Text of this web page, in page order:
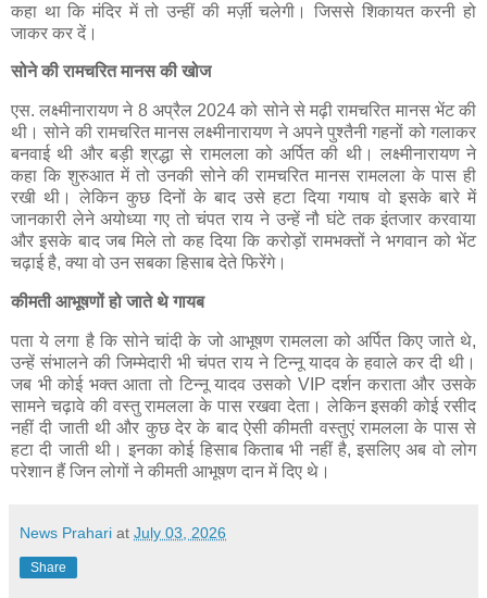
कहा था कि मंदिर में तो उन्हीं की मर्ज़ी चलेगी। जिससे शिकायत करनी हो
जाकर कर दें।
सोने की रामचरित मानस की खोज
एस. लक्ष्मीनारायण ने 8 अप्रैल 2024 को सोने से मढ़ी रामचरित मानस भेंट की
थी। सोने की रामचरित मानस लक्ष्मीनारायण ने अपने पुश्तैनी गहनों को गलाकर
बनवाई थी और बड़ी श्रद्धा से रामलला को अर्पित की थी। लक्ष्मीनारायण ने
कहा कि शुरुआत में तो उनकी सोने की रामचरित मानस रामलला के पास ही
रखी थी। लेकिन कुछ दिनों के बाद उसे हटा दिया गयाष वो इसके बारे में
जानकारी लेने अयोध्या गए तो चंपत राय ने उन्हें नौ घंटे तक इंतजार करवाया
और इसके बाद जब मिले तो कह दिया कि करोड़ों रामभक्तों ने भगवान को भेंट
चढ़ाई है, क्या वो उन सबका हिसाब देते फिरेंगे।
कीमती आभूषणों हो जाते थे गायब
पता ये लगा है कि सोने चांदी के जो आभूषण रामलला को अर्पित किए जाते थे,
उन्हें संभालने की जिम्मेदारी भी चंपत राय ने टिन्नू यादव के हवाले कर दी थी।
जब भी कोई भक्त आता तो टिन्नू यादव उसको VIP दर्शन कराता और उसके
सामने चढ़ावे की वस्तु रामलला के पास रखवा देता। लेकिन इसकी कोई रसीद
नहीं दी जाती थी और कुछ देर के बाद ऐसी कीमती वस्तुएं रामलला के पास से
हटा दी जाती थी। इनका कोई हिसाब किताब भी नहीं है, इसलिए अब वो लोग
परेशान हैं जिन लोगों ने कीमती आभूषण दान में दिए थे।
News Prahari at July 03, 2026
Share